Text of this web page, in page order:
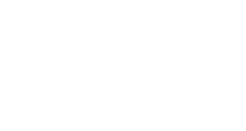
gest či potiahnutia prstom.